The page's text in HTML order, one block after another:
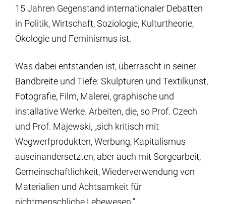
15 Jahren Gegenstand internationaler Debatten
in Politik, Wirtschaft, Soziologie, Kulturtheorie,
Ökologie und Feminismus ist.
Was dabei entstanden ist, überrascht in seiner
Bandbreite und Tiefe: Skulpturen und Textilkunst,
Fotografie, Film, Malerei, graphische und
installative Werke. Arbeiten, die, so Prof. Czech
und Prof. Majewski, „sich kritisch mit
Wegwerfprodukten, Werbung, Kapitalismus
auseinandersetzten, aber auch mit Sorgearbeit,
Gemeinschaftlichkeit, Wiederverwendung von
Materialien und Achtsamkeit für
nichtmenschliche Lebewesen."